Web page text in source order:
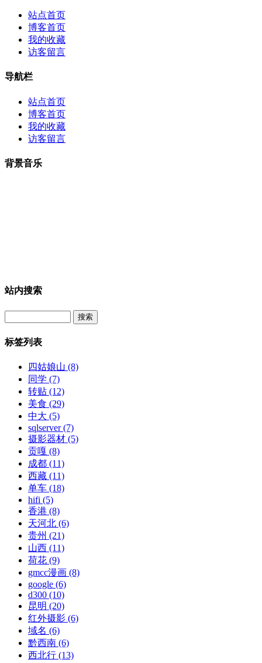
站点首页
博客首页
我的收藏
访客留言
导航栏
站点首页
博客首页
我的收藏
访客留言
背景音乐
站内搜索
标签列表
四姑娘山 (8)
同学 (7)
转贴 (12)
美食 (29)
中大 (5)
sqlserver(7)
摄影器材 (5)
贡嘎 (8)
成都 (11)
西藏 (11)
单车 (18)
hifi (5)
香港 (8)
天河北 (6)
贵州 (21)
山西 (11)
荷花 (9)
gmcc漫画 (8)
google (6)
d300 (10)
昆明 (20)
红外摄影 (6)
域名 (6)
黔西南 (6)
西北行 (13)